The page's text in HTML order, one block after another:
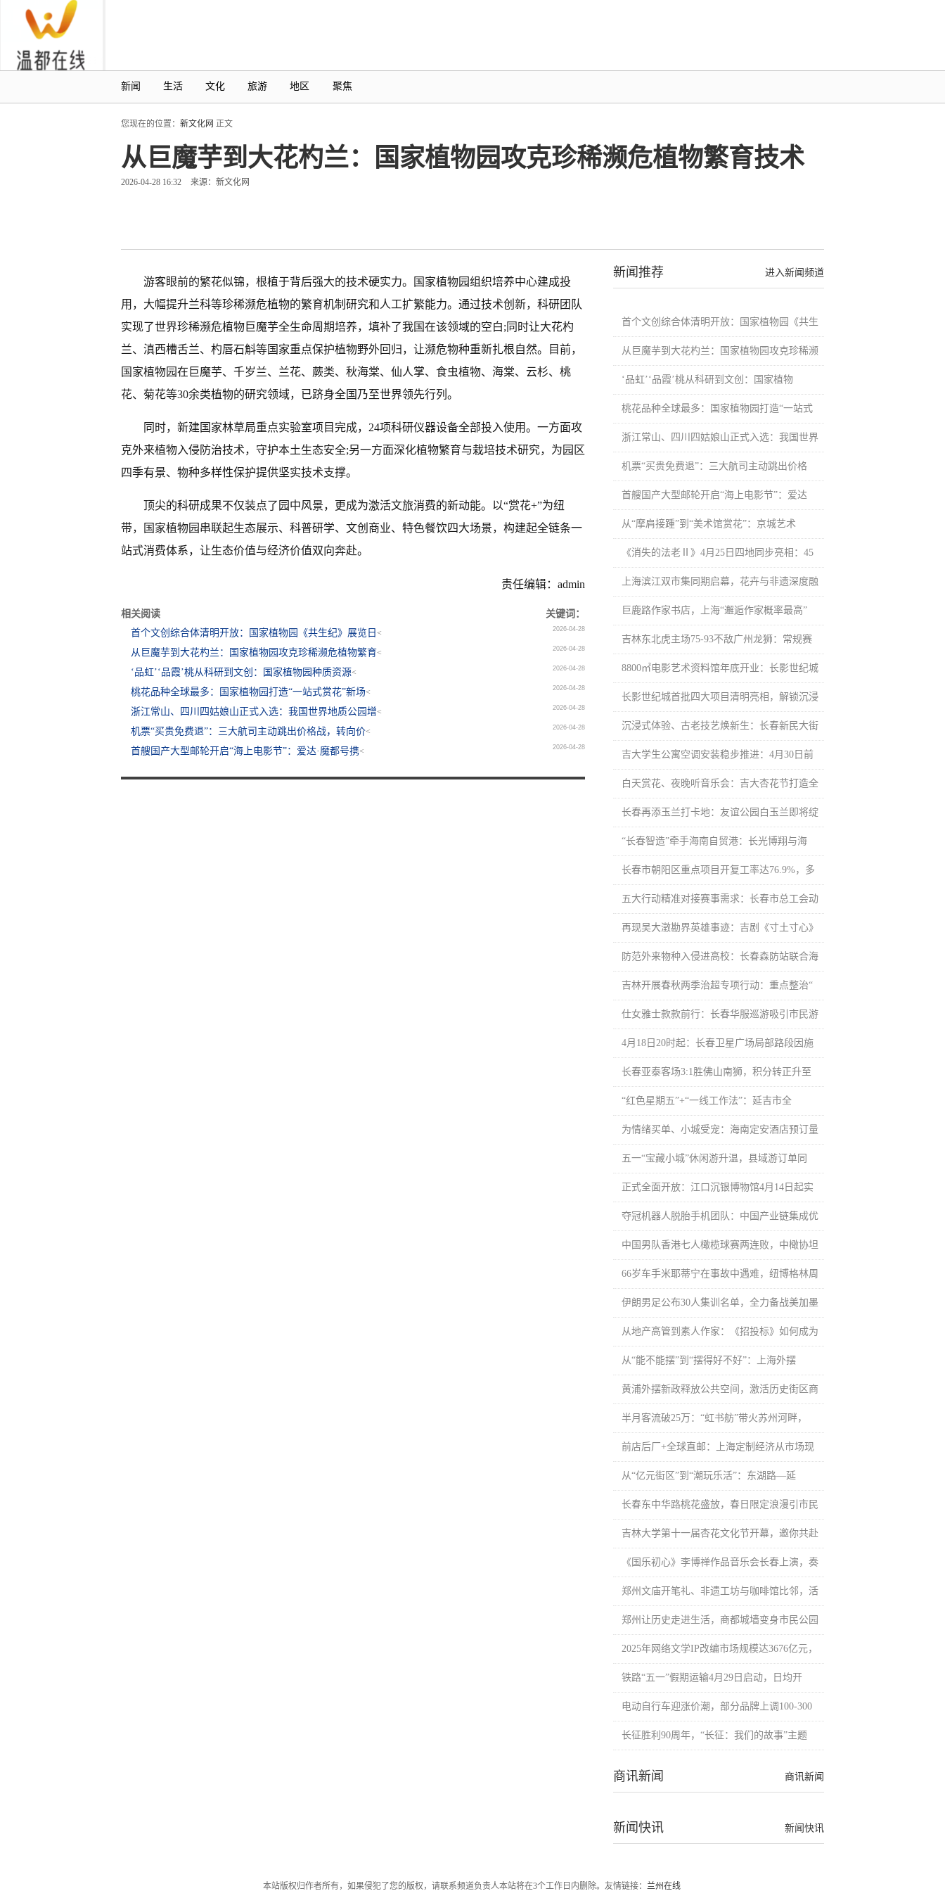
新闻 生活 文化 旅游 地区 聚焦
您现在的位置： 新文化网 正文
从巨魔芋到大花杓兰：国家植物园攻克珍稀濒危植物繁育技术
2026-04-28 16:32 来源：新文化网
游客眼前的繁花似锦，根植于背后强大的技术硬实力。国家植物园组织培养中心建成投
用，大幅提升兰科等珍稀濒危植物的繁育机制研究和人工扩繁能力。通过技术创新，科研团队
实现了世界珍稀濒危植物巨魔芋全生命周期培养，填补了我国在该领域的空白;同时让大花杓
兰、滇西槽舌兰、杓唇石斛等国家重点保护植物野外回归，让濒危物种重新扎根自然。目前，
国家植物园在巨魔芋、千岁兰、兰花、蕨类、秋海棠、仙人掌、食虫植物、海棠、云杉、桃
花、菊花等30余类植物的研究领域，已跻身全国乃至世界领先行列。
同时，新建国家林草局重点实验室项目完成，24项科研仪器设备全部投入使用。一方面攻
克外来植物入侵防治技术，守护本土生态安全;另一方面深化植物繁育与栽培技术研究，为园区
四季有景、物种多样性保护提供坚实技术支撑。
顶尖的科研成果不仅装点了园中风景，更成为激活文旅消费的新动能。以“赏花+”为纽
带，国家植物园串联起生态展示、科普研学、文创商业、特色餐饮四大场景，构建起全链条一
站式消费体系，让生态价值与经济价值双向奔赴。
责任编辑：admin
相关阅读
关键词：
首个文创综合体清明开放：国家植物园《共生纪》展览日 < 2026-04-28
从巨魔芋到大花杓兰：国家植物园攻克珍稀濒危植物繁育< 2026-04-28
‘品虹’‘品霞’桃从科研到文创：国家植物园种质资源< 2026-04-28
桃花品种全球最多：国家植物园打造“一站式赏花”新场< 2026-04-28
浙江常山、四川四姑娘山正式入选：我国世界地质公园增< 2026-04-28
机票“买贵免费退”：三大航司主动跳出价格战，转向价< 2026-04-28
首艘国产大型邮轮开启“海上电影节”：爱达·魔都号携< 2026-04-28
进入新闻频道
新闻推荐
首个文创综合体清明开放：国家植物园《共生
从巨魔芋到大花杓兰：国家植物园攻克珍稀濒
‘品虹’‘品霞’桃从科研到文创：国家植物
桃花品种全球最多：国家植物园打造“一站式
浙江常山、四川四姑娘山正式入选：我国世界
机票“买贵免费退”：三大航司主动跳出价格
首艘国产大型邮轮开启“海上电影节”：爱达
从“摩肩接踵”到“美术馆赏花”：京城艺术
《消失的法老Ⅱ》4月25日四地同步亮相：45
上海滨江双市集同期启幕，花卉与非遗深度融
巨鹿路作家书店，上海“邂逅作家概率最高”
吉林东北虎主场75-93不敌广州龙狮：常规赛
8800㎡电影艺术资料馆年底开业：长影世纪城
长影世纪城首批四大项目清明亮相，解锁沉浸
沉浸式体验、古老技艺焕新生：长春新民大街
吉大学生公寓空调安装稳步推进：4月30日前
白天赏花、夜晚听音乐会：吉大杏花节打造全
长春再添玉兰打卡地：友谊公园白玉兰即将绽
“长春智造”牵手海南自贸港：长光博翔与海
长春市朝阳区重点项目开复工率达76.9%，多
五大行动精准对接赛事需求：长春市总工会动
再现吴大澂勘界英雄事迹：吉剧《寸土寸心》
防范外来物种入侵进高校：长春森防站联合海
吉林开展春秋两季治超专项行动：重点整治“
仕女雅士款款前行：长春华服巡游吸引市民游
4月18日20时起：长春卫星广场局部路段因施
长春亚泰客场3:1胜佛山南狮，积分转正升至
“红色星期五”+“一线工作法”：延吉市全
为情绪买单、小城受宠：海南定安酒店预订量
五一“宝藏小城”休闲游升温，县域游订单同
正式全面开放：江口沉银博物馆4月14日起实
夺冠机器人脱胎手机团队：中国产业链集成优
中国男队香港七人橄榄球赛两连败，中橄协坦
66岁车手米耶蒂宁在事故中遇难，纽博格林周
伊朗男足公布30人集训名单，全力备战美加墨
从地产高管到素人作家：《招投标》如何成为
从“能不能摆”到“摆得好不好”：上海外摆
黄浦外摆新政释放公共空间，激活历史街区商
半月客流破25万：“虹书舫”带火苏州河畔，
前店后厂+全球直邮：上海定制经济从市场现
从“亿元街区”到“潮玩乐活”：东湖路—延
长春东中华路桃花盛放，春日限定浪漫引市民
吉林大学第十一届杏花文化节开幕，邀你共赴
《国乐初心》李博禅作品音乐会长春上演，奏
郑州文庙开笔礼、非遗工坊与咖啡馆比邻，活
郑州让历史走进生活，商都城墙变身市民公园
2025年网络文学IP改编市场规模达3676亿元，
铁路“五一”假期运输4月29日启动，日均开
电动自行车迎涨价潮，部分品牌上调100-300
长征胜利90周年，“长征：我们的故事”主题
商讯新闻
商讯新闻
新闻快讯
新闻快讯
本站版权归作者所有，如果侵犯了您的版权，请联系频道负责人本站将在3个工作日内删除。友情链接： 兰州在线